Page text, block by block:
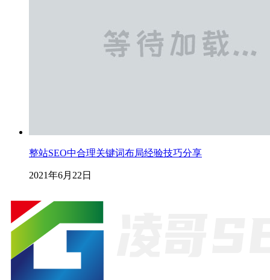
整站SEO中合理关键词布局经验技巧分享
2021年6月22日